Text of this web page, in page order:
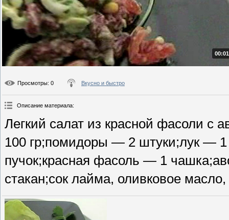
Просмотры: 0 Вкусно и быстро
Описание материала:
Легкий салат из красной фасоли с
100 гр;помидоры — 2 штуки;лук —
пучок;красная фасоль — 1
стакан;сок лайма, оливковое